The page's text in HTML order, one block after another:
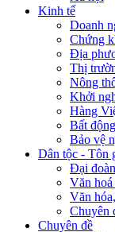
Kinh tế
Doanh
Chứng
Địa
Thị
Nông
Khởi
Hàng
Bất
Bảo vệ
Dân tộc - Tôn
Đại
Văn
Văn
Chuyên
Chuyên đề